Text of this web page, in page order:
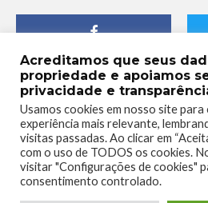
Acreditamos que seus
propriedade e apoiamos
privacidade e
Usamos cookies em nosso site
experiência mais relevante,
visitas passadas. Ao clicar em
com o uso de TODOS os cookies.
visitar "Configurações de cookies"
consentimento controlado.